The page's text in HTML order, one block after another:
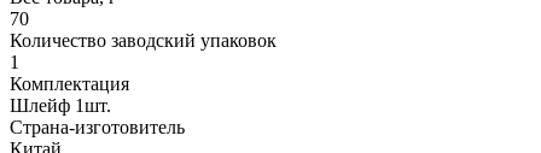
70
Количество заводский упаковок
1
Комплектация
Шлейф 1шт.
Страна-изготовитель
Китай